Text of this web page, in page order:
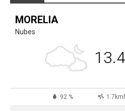
MORELIA
Nubes
13.4
92 %